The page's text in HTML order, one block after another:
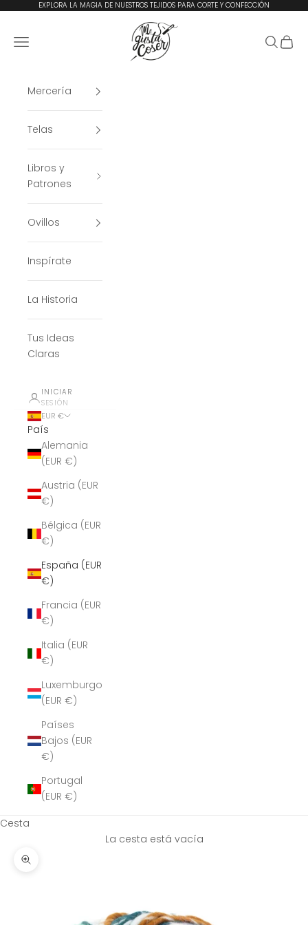
Ir al contenidoEXPLORA LA MAGIA DE NUESTROS TEJIDOS PARA CORTE Y CONFECCIÓN
Me Gusta Coser
Menú
Buscar
Cesta
Mercería
Telas
Libros y
Patrones
Ovillos
Inspírate
La Historia
Tus Ideas
Claras
INICIAR
SESIÓN
EUR €
País
Alemania
(EUR €)
Austria (EUR
€)
Bélgica (EUR
€)
España (EUR
€)
Francia (EUR
€)
Italia (EUR
€)
Luxemburgo
(EUR €)
Países
Bajos (EUR
€)
Portugal
(EUR €)
Cesta
La cesta está vacía
Zoom